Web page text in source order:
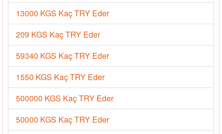
13000 KGS Kaç TRY Eder
209 KGS Kaç TRY Eder
59340 KGS Kaç TRY Eder
1550 KGS Kaç TRY Eder
500000 KGS Kaç TRY Eder
50000 KGS Kaç TRY Eder